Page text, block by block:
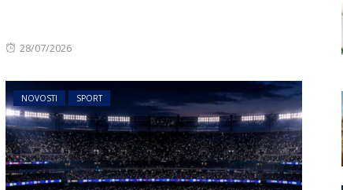
Posted
28/07/2026
NOVOSTI SPORT